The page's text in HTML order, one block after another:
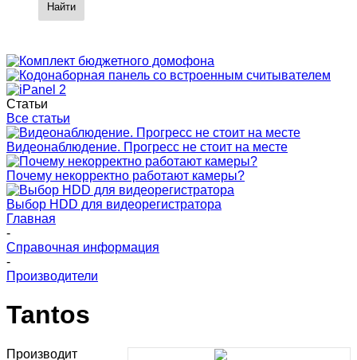
Найти
Статьи
Все статьи
Видеонаблюдение. Прогресс не стоит на месте
Почему некорректно работают камеры?
Выбор HDD для видеорегистратора
Главная
-
Справочная информация
-
Производители
Tantos
Производит